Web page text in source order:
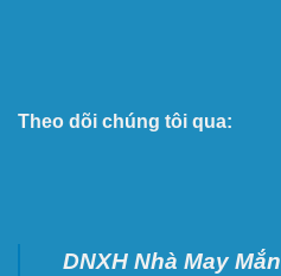
Theo dõi chúng tôi qua:
DNXH Nhà May Mắn